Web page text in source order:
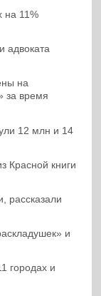
на 11%
адвоката
на
за время
12 млн и 14
Красной книги
рассказали
и
городах и